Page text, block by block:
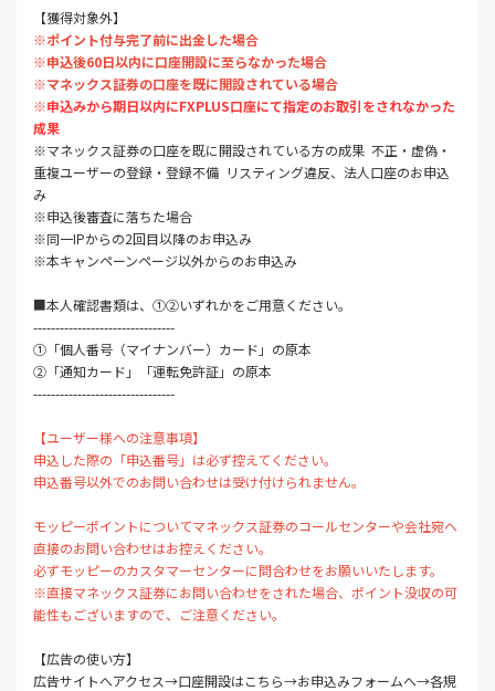
【獲得対象外】
※ポイント付与完了前に出金した場合
※申込後60日以内に口座開設に至らなかった場合
※マネックス証券の口座を既に開設されている場合
※申込みから期日以内にFXPLUS口座にて指定のお取引をされなかった
成果
※マネックス証券の口座を既に開設されている方の成果 不正・虚偽・
重複ユーザーの登録・登録不備 リスティング違反、法人口座のお申込
み
※申込後審査に落ちた場合
※同一IPからの2回目以降のお申込み
※本キャンペーンページ以外からのお申込み
■本人確認書類は、①②いずれかをご用意ください。
--------------------------------
①「個人番号（マイナンバー）カード」の原本
②「通知カード」「運転免許証」の原本
--------------------------------
【ユーザー様への注意事項】
申込した際の「申込番号」は必ず控えてください。
申込番号以外でのお問い合わせは受け付けられません。
モッピーポイントについてマネックス証券のコールセンターや会社宛へ
直接のお問い合わせはお控えください。
必ずモッピーのカスタマーセンターに問合わせをお願いいたします。
※直接マネックス証券にお問い合わせをされた場合、ポイント没収の可
能性もございますので、ご注意ください。
【広告の使い方】
広告サイトへアクセス→口座開設はこちら→お申込みフォームへ→各規